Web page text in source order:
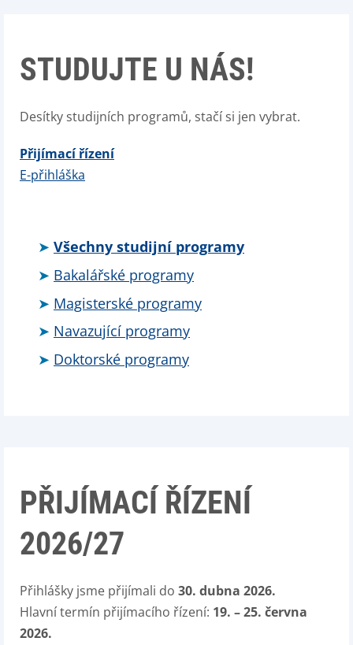
STUDUJTE U NÁS!
Desítky studijních programů, stačí si jen vybrat.
Přijímací řízení
E-přihláška
Všechny studijní programy
Bakalářské programy
Magisterské programy
Navazující programy
Doktorské programy
PŘIJÍMACÍ ŘÍZENÍ
2026/27
Přihlášky jsme přijímali do 30. dubna 2026.
Hlavní termín přijímacího řízení: 19. – 25. června
2026.